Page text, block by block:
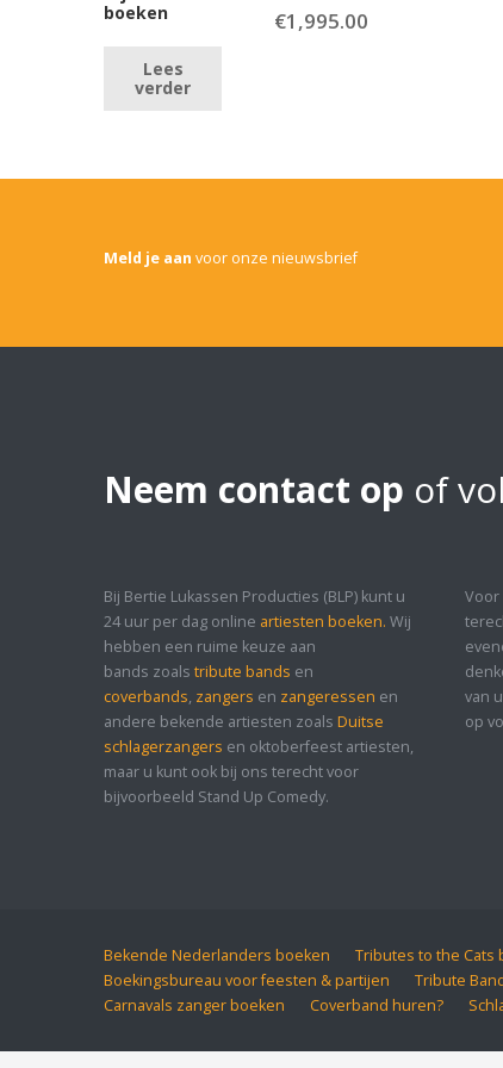
boeken
Lees
verder
€1,995.00
Meld je aan voor onze nieuwsbrief
Neem contact op of
Bij Bertie Lukassen Producties (BLP) kunt u
24 uur per dag online artiesten boeken. Wij
hebben een ruime keuze aan
bands zoals tribute bands en
coverbands, zangers en zangeressen en
andere bekende artiesten zoals Duitse
schlagerzangers en oktoberfeest artiesten,
maar u kunt ook bij ons terecht voor
bijvoorbeeld Stand Up Comedy.
Voor
van
op
Bekende Nederlanders boeken Tributes to the Cats
Boekingsbureau voor feesten & partijen
Tribute
Carnavals zanger boeken
Coverband huren?